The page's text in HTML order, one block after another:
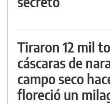
Tiraron 12 mil
cáscaras de
campo seco
floreció un